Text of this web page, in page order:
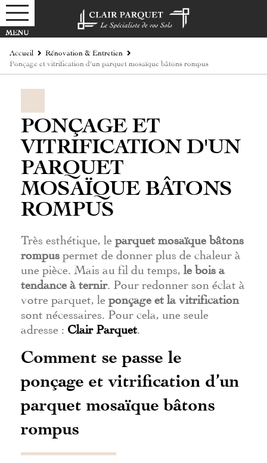
Accueil Rénovation & Entretien
Ponçage et vitrification d'un parquet mosaïque bâtons rompus
PONÇAGE ET
VITRIFICATION D'UN
PARQUET
MOSAÏQUE BÂTONS
ROMPUS
Très esthétique, le parquet mosaïque bâtons
rompus permet de donner plus de chaleur à
une pièce. Mais au fil du temps, le bois a
tendance à ternir . Pour redonner son éclat à
votre parquet, le ponçage et la vitrification
sont nécessaires. Pour cela, une seule
adresse : Clair Parquet
Comment se passe le
ponçage et vitrification d’un
parquet mosaïque bâtons
rompus